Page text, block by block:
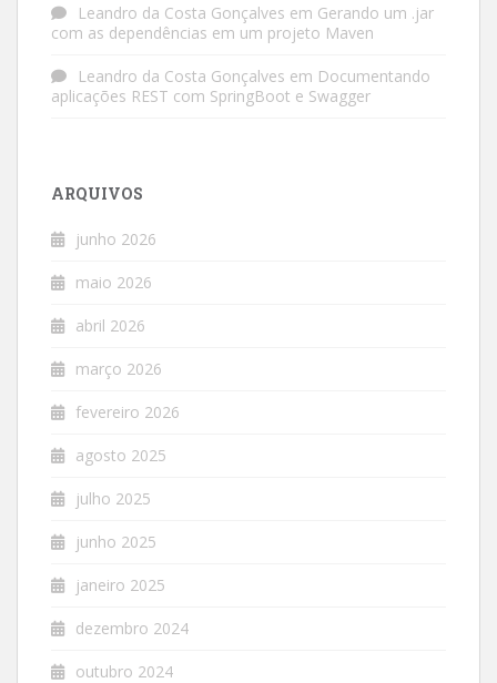
Leandro da Costa Gonçalves em Gerando um .jar
com as dependências em um projeto Maven
Leandro da Costa Gonçalves em Documentando
aplicações REST com SpringBoot e Swagger
ARQUIVOS
junho 2026
maio 2026
abril 2026
março 2026
fevereiro 2026
agosto 2025
julho 2025
junho 2025
janeiro 2025
dezembro 2024
outubro 2024